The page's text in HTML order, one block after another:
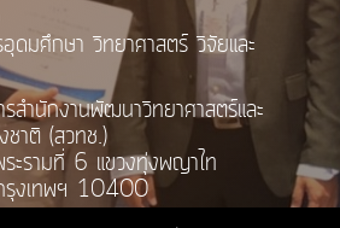
อุดมศึกษา วิทยาศาสตร์ วิจัยและ
ำนักงานพัฒนาวิทยาศาสตร์และ
ชาติ (สวทช.)
รามที่ 6 แขวงทุ่งพญาไท
กรุงเทพฯ 10400